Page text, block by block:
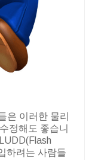
은 이러한 물리
정해도 좋습니
하려는 사람들